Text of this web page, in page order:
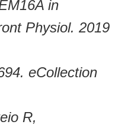
in
Physiol. 2019
eCollection
R,